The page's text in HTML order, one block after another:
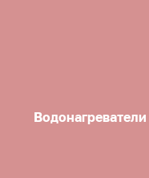
Водонагреватели